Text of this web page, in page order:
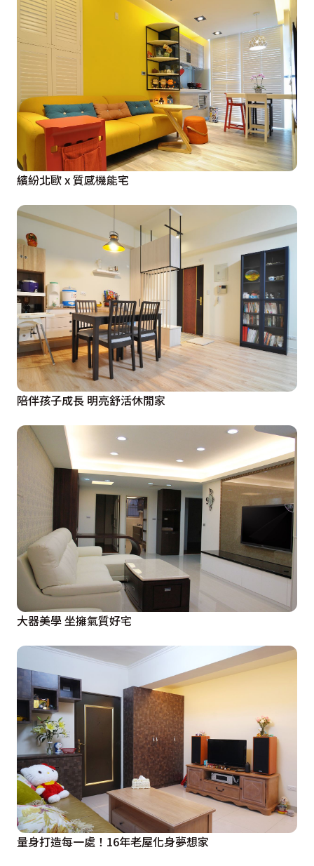
繽紛北歐 x 質感機能宅
陪伴孩子成長 明亮舒活休閒家
大器美學 坐擁氣質好宅
量身打造每一處！16年老屋化身夢想家